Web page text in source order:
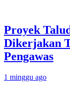
Proyek
Dikerjakan
Pengawas
1 minggu ago